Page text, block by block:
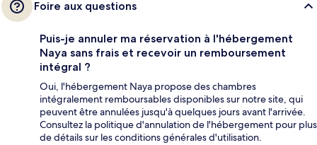
Foire aux questions
Puis-je annuler ma réservation à l'hébergement
Naya sans frais et recevoir un remboursement
intégral ?
Oui, l'hébergement Naya propose des chambres
intégralement remboursables disponibles sur notre site, qui
peuvent être annulées jusqu'à quelques jours avant l'arrivée.
Consultez la politique d'annulation de l'hébergement pour plus
de détails sur les conditions générales d'utilisation.